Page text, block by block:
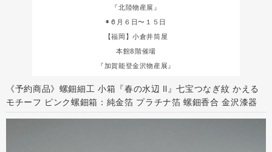
『北陸物産展』
◉６月６日〜１５日
【福岡】小倉井筒屋
本館8階催場
『加賀能登金沢物産展』
《予約商品》螺鈿細工 小箱『春の水辺 Ⅱ』七宝つなぎ紋 かえる
モチーフ ピンク螺鈿箱：純金箔 プラチナ箔 螺鈿香合 金沢漆器